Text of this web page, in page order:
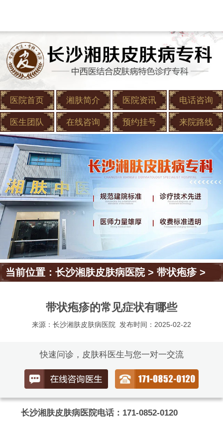
医院首页 湘肤简介 医院资讯 电话咨询
医生团队 在线咨询 预约挂号 来院路线
当前位置：长沙湘肤皮肤病医院>带状疱疹>
带状疱疹的常见症状有哪些
来源：长沙湘肤皮肤病医院 发布时间：2025-02-22
快速问诊，皮肤科医生与您一对一交流
长沙湘肤皮肤病医院电话：171-0852-0120